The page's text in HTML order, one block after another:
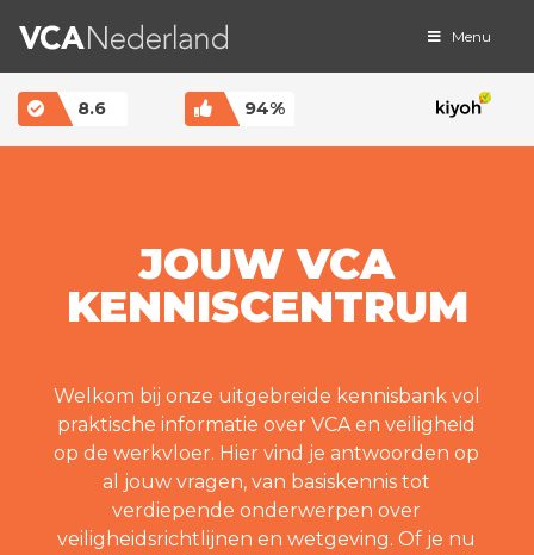
MAIN NAVIGATION Menu
8.6 94%
JOUW VCA
KENNISCENTRUM
Welkom bij onze uitgebreide kennisbank vol
praktische informatie over VCA en veiligheid
op de werkvloer. Hier vind je antwoorden op
al jouw vragen, van basiskennis tot
verdiepende onderwerpen over
veiligheidsrichtlijnen en wetgeving. Of je nu